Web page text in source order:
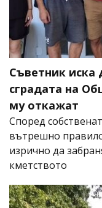
Съветник иска
сградата на
му откажат
Според
вътрешно
изрично да
кметството